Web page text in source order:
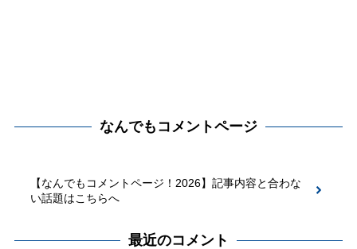
なんでもコメントページ
【なんでもコメントページ！2026】記事内容と合わな
い話題はこちらへ
最近のコメント